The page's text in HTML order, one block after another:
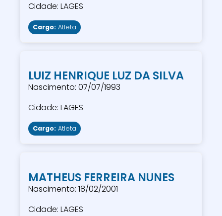
Cidade: LAGES
Cargo: Atleta
LUIZ HENRIQUE LUZ DA SILVA
Nascimento: 07/07/1993
Cidade: LAGES
Cargo: Atleta
MATHEUS FERREIRA NUNES
Nascimento: 18/02/2001
Cidade: LAGES